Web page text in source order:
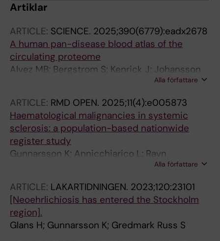
Artiklar
ARTICLE: SCIENCE. 2025;390(6779):eadx2678
A human pan-disease blood atlas of the
circulating proteome
Alvez MB; Bergstrom S; Kenrick J; Johansson
E; Aberg M; Akyildiz M; Altay O; Skold H;
Antonopoulos K; Apostolakis E; Balcioglu YH;
Bergstrom A; Bergstrom G; Bjorkander S;
Brage SE; Brodin P; Butler L; Cajander S;
Danielsson H; Dayangac M; Dinler-Doganay G;
Doganay L; Enblad G; Enblad M; Fagerberg L;
Falck-Jones S; Farnert A; Forsberg M;
Gunnarsson I; Gyllensten U; Hesselager G;
Hober A; Hoglund M; Holmqvist M; Horuluoglu
B; Hultgren R; Iglesias MJ; Janols H; Johansson
F; Johnsson A; Klareskog L; Kotol D; Kull I;
Alla författare
ARTICLE: RMD OPEN. 2025;11(4):e005873
Haematological malignancies in systemic
sclerosis: a population-based nationwide
register study
Gunnarsson K; Annicchiarico L; Ravn
Landtblom A; Baecklund F; Andreasson K;
Alla författare
ARTICLE: LAKARTIDNINGEN. 2023;120:23101
[Neoehrlichiosis has entered the Stockholm
region].
Glans H; Gunnarsson K; Gredmark Russ S